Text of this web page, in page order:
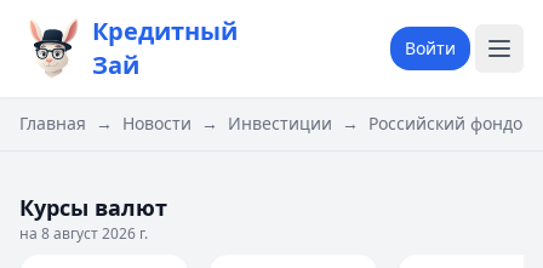
Кредитный
Зай
Войти
Главная → Новости → Инвестиции → Российский
Курсы валют
на 8 август 2026 г.